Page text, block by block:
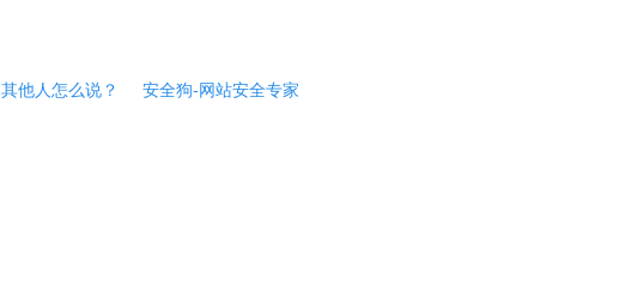
其他人怎么说？ 安全狗-网站安全专家